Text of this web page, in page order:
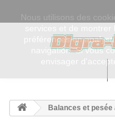
Balances et pesée
préférences en
navigation. Si vous
envisager